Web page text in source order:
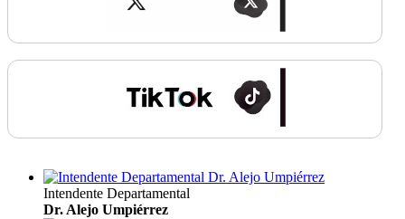
Intendente Departamental
Dr. Alejo Umpiérrez